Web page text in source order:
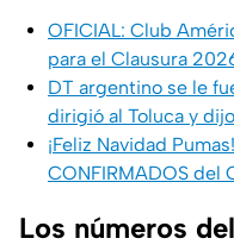
OFICIAL: Club
para el Clausura
DT argentino se le
dirigió al Toluca y
¡Feliz Navidad
CONFIRMADOS del
Los números